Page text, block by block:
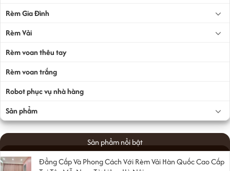
Rèm Gia Đình
Rèm Vải
Rèm voan thêu tay
Rèm voan trắng
Robot phục vụ nhà hàng
Sản phẩm
Sản phẩm nổi bật
Đẳng Cấp Và Phong Cách Với Rèm Vải Hàn Quốc Cao Cấp